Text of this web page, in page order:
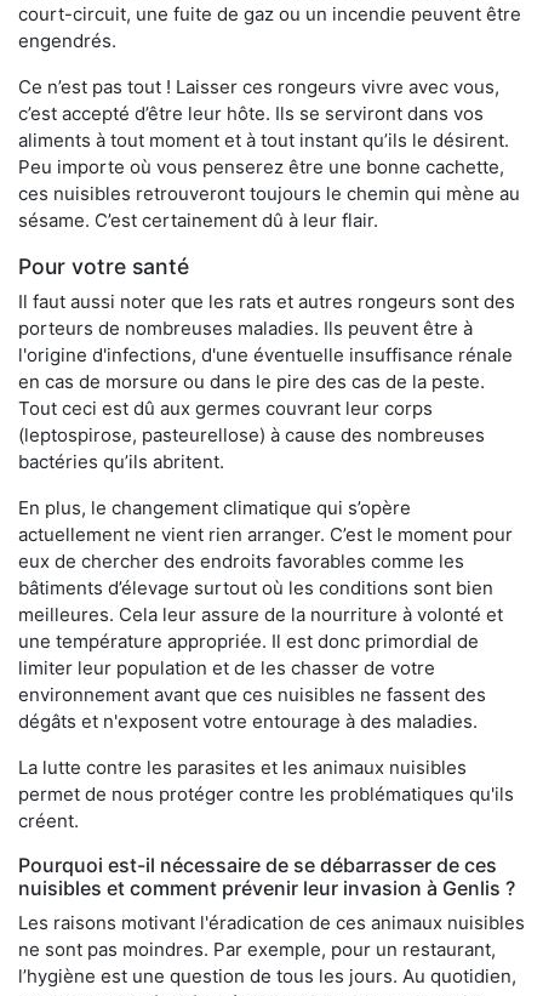
court-circuit, une fuite de gaz ou un incendie peuvent être
engendrés.
Ce n’est pas tout ! Laisser ces rongeurs vivre avec vous,
c’est accepté d’être leur hôte. Ils se serviront dans vos
aliments à tout moment et à tout instant qu’ils le désirent.
Peu importe où vous penserez être une bonne cachette,
ces nuisibles retrouveront toujours le chemin qui mène au
sésame. C’est certainement dû à leur flair.
Pour votre santé
Il faut aussi noter que les rats et autres rongeurs sont des
porteurs de nombreuses maladies. Ils peuvent être à
l'origine d'infections, d'une éventuelle insuffisance rénale
en cas de morsure ou dans le pire des cas de la peste.
Tout ceci est dû aux germes couvrant leur corps
(leptospirose, pasteurellose) à cause des nombreuses
bactéries qu’ils abritent.
En plus, le changement climatique qui s’opère
actuellement ne vient rien arranger. C’est le moment pour
eux de chercher des endroits favorables comme les
bâtiments d’élevage surtout où les conditions sont bien
meilleures. Cela leur assure de la nourriture à volonté et
une température appropriée. Il est donc primordial de
limiter leur population et de les chasser de votre
environnement avant que ces nuisibles ne fassent des
dégâts et n'exposent votre entourage à des maladies.
La lutte contre les parasites et les animaux nuisibles
permet de nous protéger contre les problématiques qu'ils
créent.
Pourquoi est-il nécessaire de se débarrasser de ces
nuisibles et comment prévenir leur invasion à Genlis ?
Les raisons motivant l'éradication de ces animaux nuisibles
ne sont pas moindres. Par exemple, pour un restaurant,
l’hygiène est une question de tous les jours. Au quotidien,